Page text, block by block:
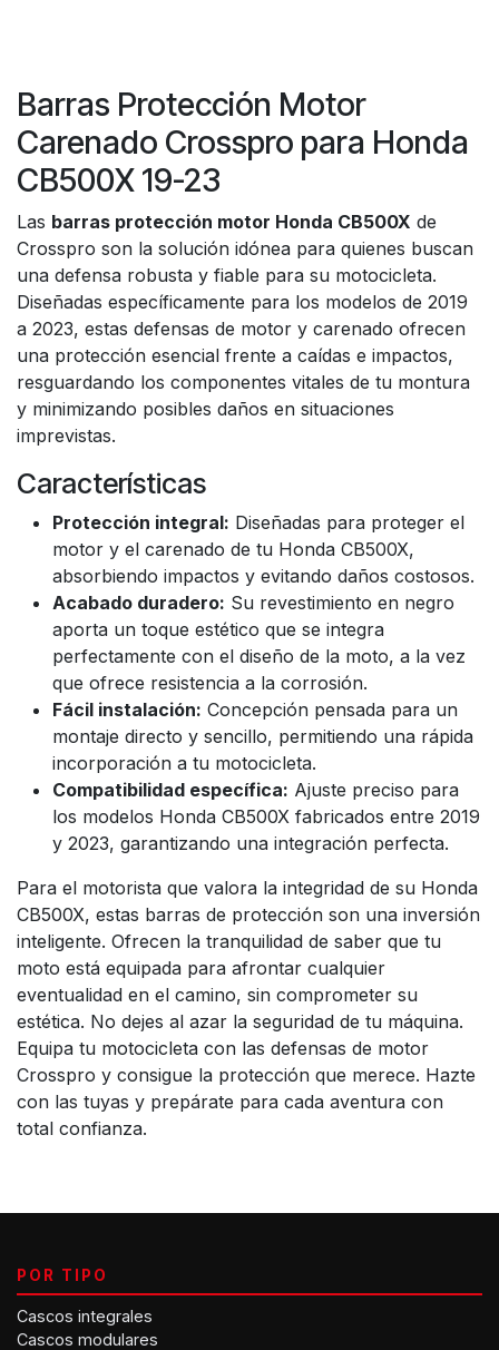
Barras Protección Motor
Carenado Crosspro para Honda
CB500X 19-23
Las barras protección motor Honda CB500X de
Crosspro son la solución idónea para quienes buscan
una defensa robusta y fiable para su motocicleta.
Diseñadas específicamente para los modelos de 2019
a 2023, estas defensas de motor y carenado ofrecen
una protección esencial frente a caídas e impactos,
resguardando los componentes vitales de tu montura
y minimizando posibles daños en situaciones
imprevistas.
Características
Protección integral: Diseñadas para proteger el
motor y el carenado de tu Honda CB500X,
absorbiendo impactos y evitando daños costosos.
Acabado duradero: Su revestimiento en negro
aporta un toque estético que se integra
perfectamente con el diseño de la moto, a la vez
que ofrece resistencia a la corrosión.
Fácil instalación: Concepción pensada para un
montaje directo y sencillo, permitiendo una rápida
incorporación a tu motocicleta.
Compatibilidad específica: Ajuste preciso para
los modelos Honda CB500X fabricados entre 2019
y 2023, garantizando una integración perfecta.
Para el motorista que valora la integridad de su Honda
CB500X, estas barras de protección son una inversión
inteligente. Ofrecen la tranquilidad de saber que tu
moto está equipada para afrontar cualquier
eventualidad en el camino, sin comprometer su
estética. No dejes al azar la seguridad de tu máquina.
Equipa tu motocicleta con las defensas de motor
Crosspro y consigue la protección que merece. Hazte
con las tuyas y prepárate para cada aventura con
total confianza.
POR TIPO
Cascos integrales
Cascos modulares